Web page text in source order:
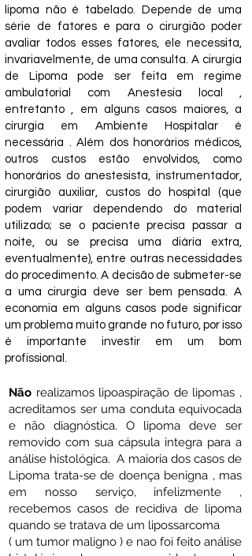
lipoma não é tabelado. Depende de uma
série de fatores e para o cirurgião poder
avaliar todos esses fatores, ele necessita,
invariavelmente, de uma consulta. A cirurgia
de Lipoma pode ser feita em regime
ambulatorial com Anestesia local ,
entretanto , em alguns casos maiores, a
cirurgia em Ambiente Hospitalar é
necessária . Além dos honorários médicos,
outros custos estão envolvidos, como
honorários do anestesista, instrumentador,
cirurgião auxiliar, custos do hospital (que
podem variar dependendo do material
utilizado; se o paciente precisa passar a
noite, ou se precisa uma diária extra,
eventualmente), entre outras necessidades
do procedimento. A decisão de submeter-se
a uma cirurgia deve ser bem pensada. A
economia em alguns casos pode significar
um problema muito grande no futuro, por isso
é importante investir em um bom
profissional.
Não realizamos lipoaspiração de lipomas ,
acreditamos ser uma conduta equivocada
e não diagnóstica. O lipoma deve ser
removido com sua cápsula integra para a
análise histológica. A maioria dos casos de
Lipoma trata-se de doença benigna , mas
em nosso serviço, infelizmente ,
recebemos casos de recidiva de lipoma
quando se tratava de um lipossarcoma
( um tumor maligno ) e nao foi feito análise